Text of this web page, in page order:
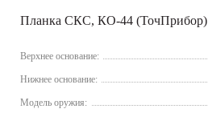
Планка СКС, КО-44 (ТочПрибор)
Верхнее основание:
Нижнее основание:
Модель оружия: